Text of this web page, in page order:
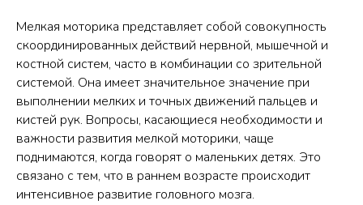
Мелкая моторика представляет собой совокупность
скоординированных действий нервной, мышечной и
костной систем, часто в комбинации со зрительной
системой. Она имеет значительное значение при
выполнении мелких и точных движений пальцев и
кистей рук. Вопросы, касающиеся необходимости и
важности развития мелкой моторики, чаще
поднимаются, когда говорят о маленьких детях. Это
связано с тем, что в раннем возрасте происходит
интенсивное развитие головного мозга.